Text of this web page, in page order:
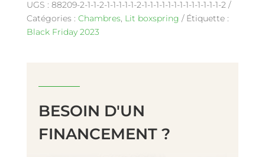
UGS : 88209-2-1-1-2-1-1-1-1-1-2-1-1-1-1-1-1-1-1-1-1-1-1-1-2
Catégories : Chambres, Lit boxspring
Étiquette :
Black Friday 2023
BESOIN D'UN
FINANCEMENT ?